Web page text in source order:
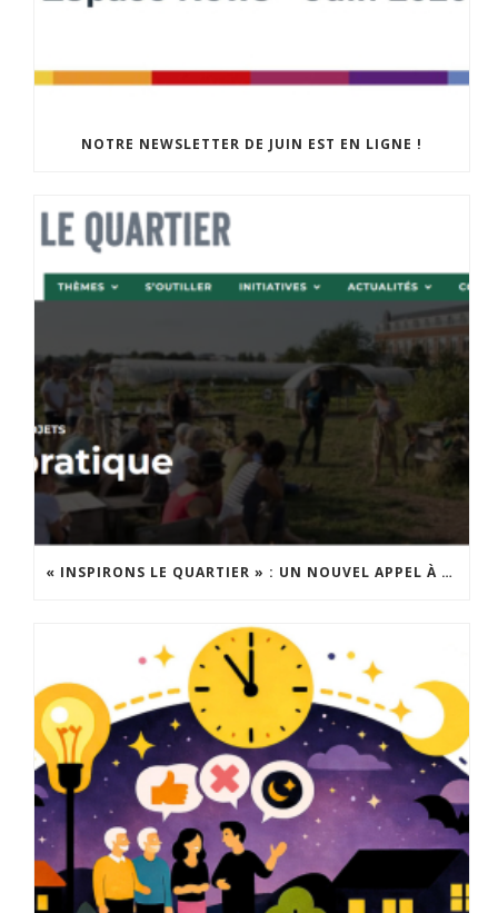
NOTRE NEWSLETTER DE JUIN EST EN LIGNE !
« INSPIRONS LE QUARTIER » : UN NOUVEL APPEL À PROJETS EST LANCÉ !